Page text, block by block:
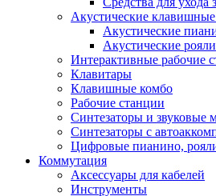
Акустические
Акустические
Акустические рояли
Интерактивные рабочие
Клавитары
Клавишные комбо
Рабочие станции
Синтезаторы и звуковые
Синтезаторы с
Цифровые пианино,
Коммутация
Аксессуары для кабелей
Инструменты